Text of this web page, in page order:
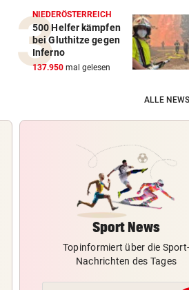
NIEDERÖSTERREICH
500 Helfer kämpfen
bei Gluthitze gegen
Inferno
137.950 mal gelesen
ALLE
Sport News
Topinformiert über die Sport-
Nachrichten des Tages